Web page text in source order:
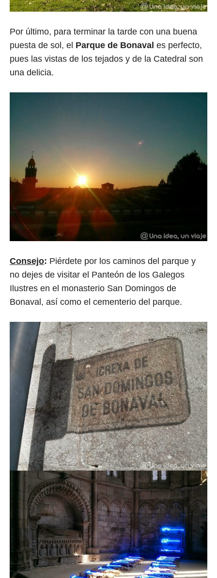
Por último, para terminar la tarde con una buena
puesta de sol, el Parque de Bonaval es perfecto,
pues las vistas de los tejados y de la Catedral son
una delicia.
Consejo: Piérdete por los caminos del parque y
no dejes de visitar el Panteón de los Galegos
Ilustres en el monasterio San Domingos de
Bonaval, así como el cementerio del parque.